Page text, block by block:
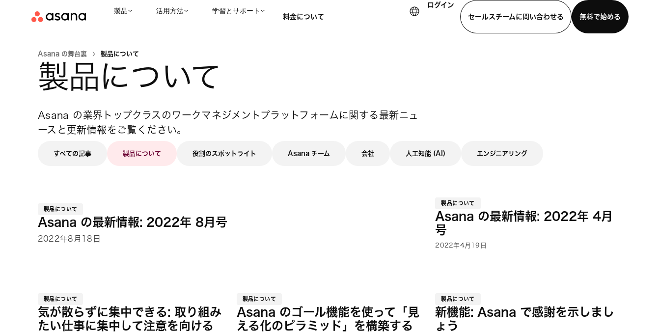
製品 活用方法 学習とサポート
料金について
ログイン
セールスチームに問い合わせる
無料で始める
Asana の舞台裏 製品について
製品について
Asana の業界トップクラスのワークマネジメントプラットフォームに関する最新ニュ
ースと更新情報をご覧ください。
すべての記事 製品について 役割のスポットライト Asana チーム 会社 人工知能 (AI) エンジニアリング
製品について
Asana の最新情報: 2022年 8月号
2022年8月18日
製品について
Asana の最新情報: 2022年 4月
号
2022年4月19日
製品について
気が散らずに集中できる: 取り組み
たい仕事に集中して注意を向ける
製品について
Asana のゴール機能を使って「見
える化のピラミッド」を構築する
製品について
新機能: Asana で感謝を示しまし
ょう